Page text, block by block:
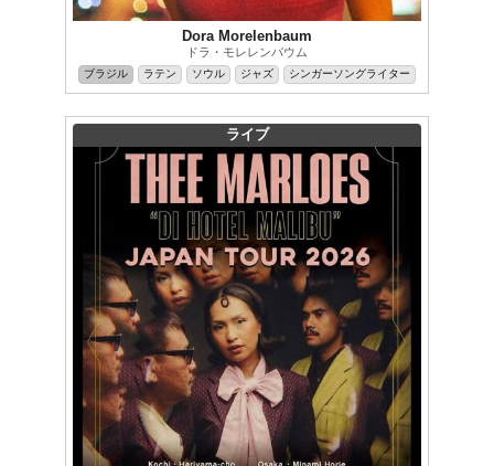
Dora Morelenbaum
ドラ・モレレンバウム
ブラジル ラテン ソウル ジャズ シンガーソングライター
ライブ